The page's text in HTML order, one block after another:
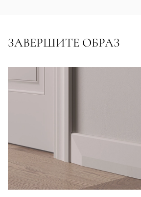
ЗАВЕРШИТЕ ОБРАЗ